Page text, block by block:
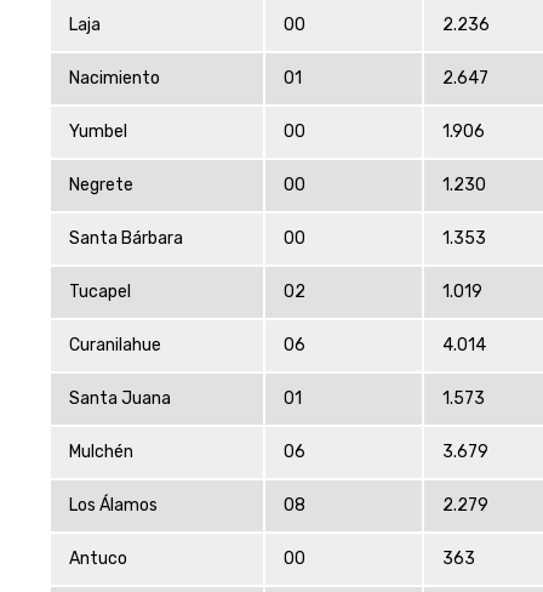
Laja 00 2.236
Nacimiento 01 2.647
Yumbel 00 1.906
Negrete 00 1.230
Santa Bárbara 00 1.353
Tucapel 02 1.019
Curanilahue 06 4.014
Santa Juana 01 1.573
Mulchén 06 3.679
Los Álamos 08 2.279
Antuco 00 363